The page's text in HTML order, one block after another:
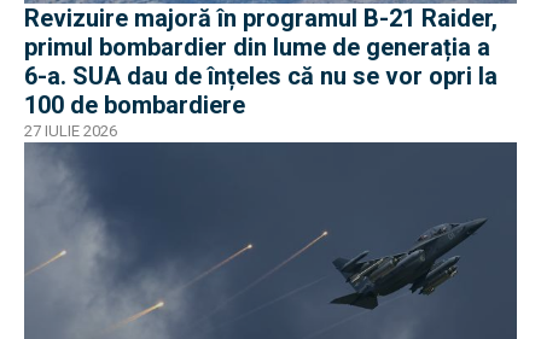
Revizuire majoră în programul B-21 Raider,
primul bombardier din lume de generația a
6-a. SUA dau de înțeles că nu se vor opri la
100 de bombardiere
27 IULIE 2026